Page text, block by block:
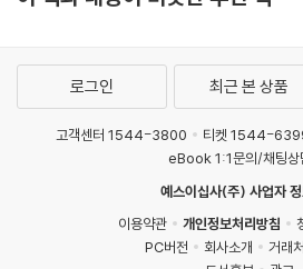
로그인 최근 본 상품
고객센터 1544-3800 티켓 1544-
eBook 1:1문의/채팅상
예스이십사(주) 사업자
이용약관
개인정보처리방침
PC버전
회사소개
거래